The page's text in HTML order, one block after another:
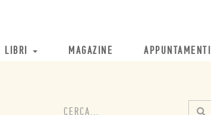
LIBRI MAGAZINE APPUNTAMENTI